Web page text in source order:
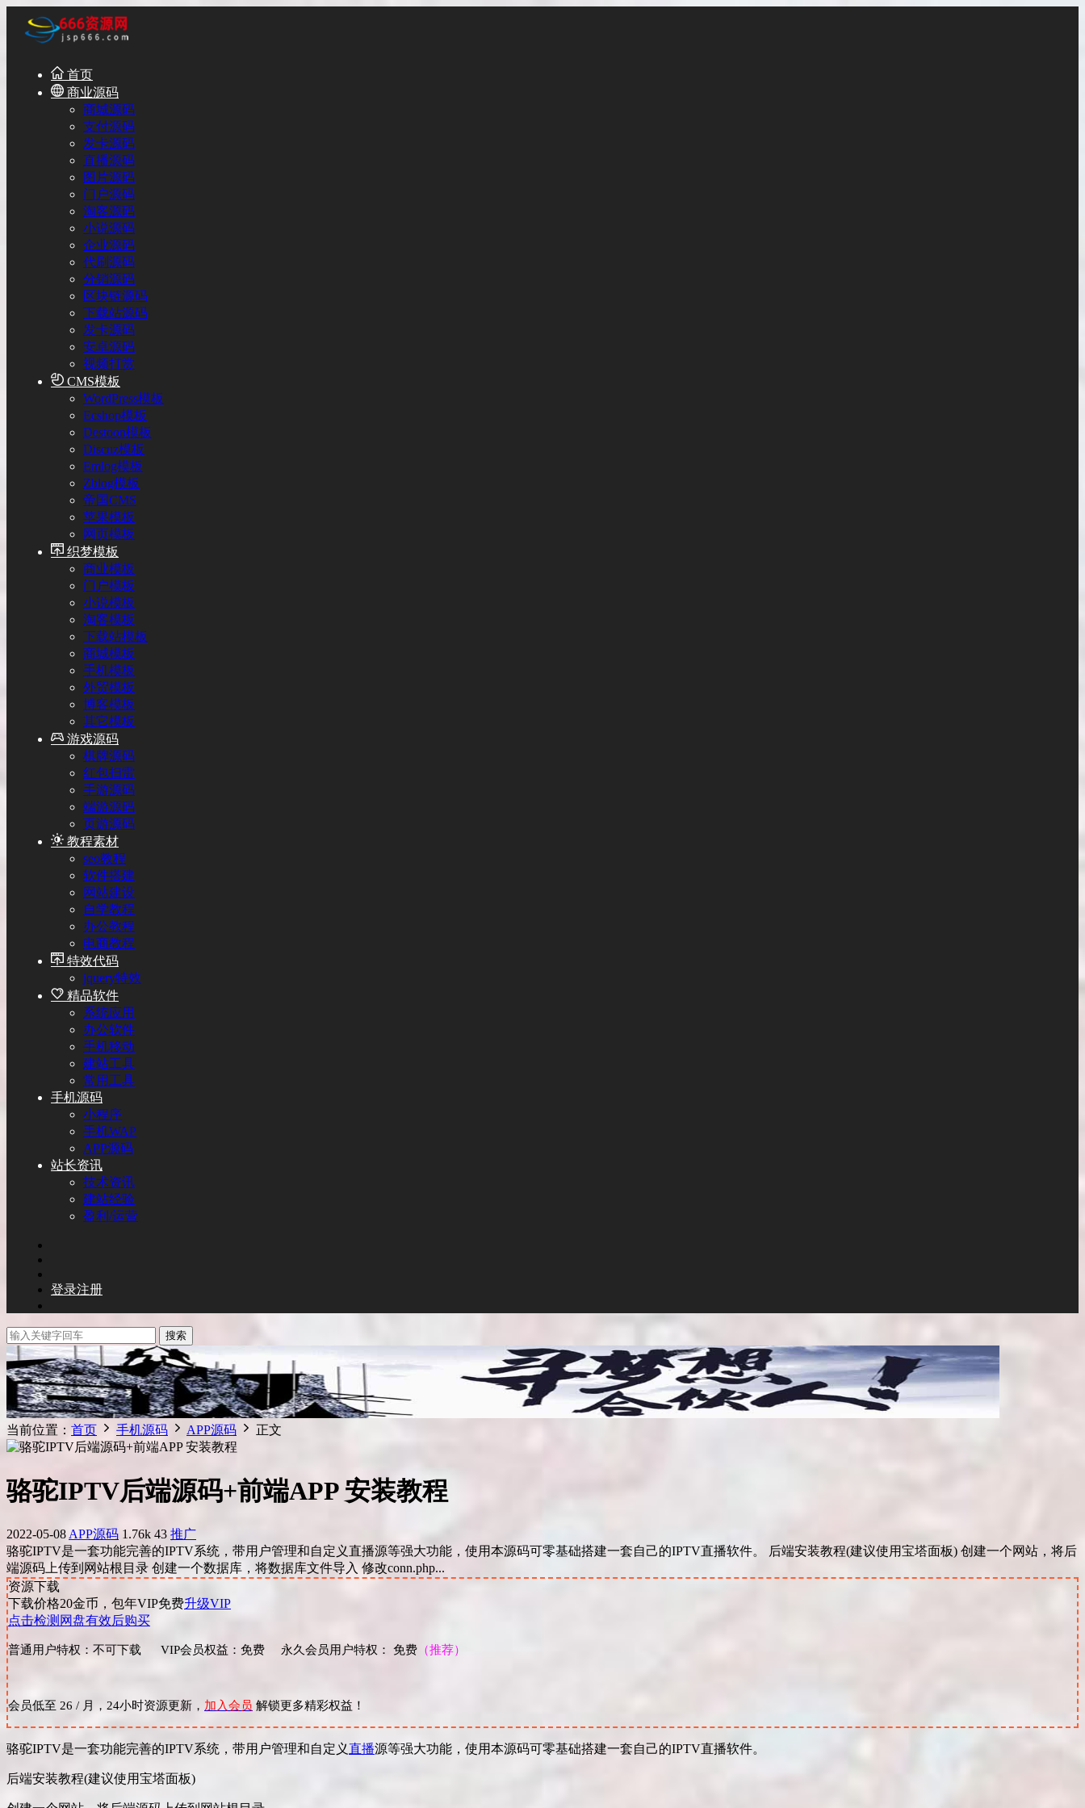
首页
商业源码
商城源码
支付源码
发卡源码
直播源码
图片源码
门户源码
淘客源码
小说源码
企业源码
代刷源码
分销源码
区块链源码
下载站源码
发卡源码
安卓源码
视频打赏
CMS模板
WordPress模板
Ecshop模板
Destoon模板
Discuz模板
Emlog模板
Zblog模板
帝国CMS
苹果模板
网页模板
织梦模板
商业模板
门户模板
小说模板
淘客模板
下载站模板
商城模板
手机模板
外贸模板
博客模板
其它模板
游戏源码
棋牌源码
红包扫雷
手游源码
端游源码
页游源码
教程素材
seo教程
软件搭建
网站建设
自学教程
办公教程
电商教程
特效代码
jquery特效
精品软件
系统应用
办公软件
手机移动
建站工具
常用工具
手机源码
小程序
手机WAP
APP源码
站长资讯
技术资讯
建站经验
盈利/运营
登录注册
搜索
当前位置： 首页 手机源码 APP源码 正文
骆驼IPTV后端源码+前端APP 安装教程
2022-05-08 APP源码 1.76k 43 推广
骆驼IPTV是一套功能完善的IPTV系统，带用户管理和自定义直播源等强大功能，使用本源码可零基础搭建一套自己的IPTV直播软件。 后端安装教程(建议使用宝塔面板) 创建一个网站，将后
端源码上传到网站根目录 创建一个数据库，将数据库文件导入 修改conn.php...
资源下载
下载价格20金币，包年VIP免费升级VIP
点击检测网盘有效后购买
普通用户特权：不可下载 VIP会员权益：免费 永久会员用户特权： 免费 （推荐）
会员低至 26 / 月，24小时资源更新， 加入会员 解锁更多精彩权益！
骆驼IPTV是一套功能完善的IPTV系统，带用户管理和自定义直播源等强大功能，使用本源码可零基础搭建一套自己的IPTV直播软件。
后端安装教程(建议使用宝塔面板)